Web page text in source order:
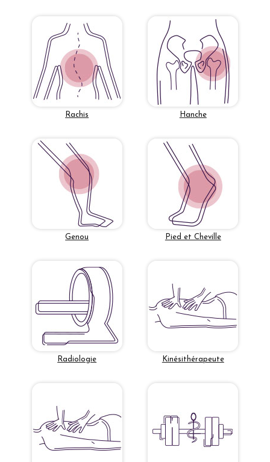
Rachis Hanche
Genou Pied et Cheville
Radiologie Kinésithérapeute